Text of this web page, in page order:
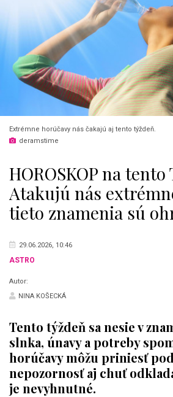
Extrémne horúčavy nás čakajú aj tento týždeň.
deramstime
HOROSKOP na tento
Atakujú nás
tieto znamenia sú
29.06.2026, 10:46
ASTRO
Autor:
NINA KOŠECKÁ
Tento týždeň sa nesie v
slnka, únavy a potreby
horúčavy môžu priniesť
nepozornosť aj chuť
je nevyhnutné.